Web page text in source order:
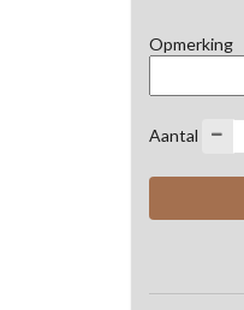
Opmerking
Aantal